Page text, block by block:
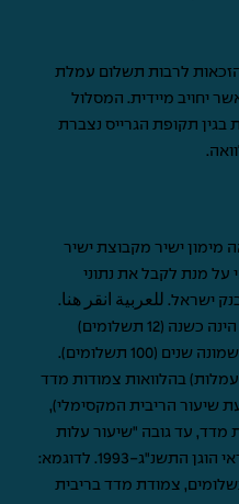
הזכאות לרבות תשלום עמלת
יחויב מיידית. המסלול
בגין תקופת הגרייס נצברת
מימון ישיר מקבוצת ישיר
על מנת לקבל את נתוני
ישראל. للعربية انقر هنا.
התקופה המינימלית להחזר הלוואה הינה כשנה (12 תשלומים)
והמקסימלית להחזר הלוואה הינה כשמונה שנים (100 תשלומים).
בהלוואות צמודות מדד
שיעור הריבית המקסימלי),
מדד, עד גובה "שיעור עלות
האשראי המרבי" בהתאם לחוק אשראי הוגן התשנ"ג-1993. לדוגמא:
על סך 30,000 ₪, ב- 55 תשלומים, צמודת מדד בריבית